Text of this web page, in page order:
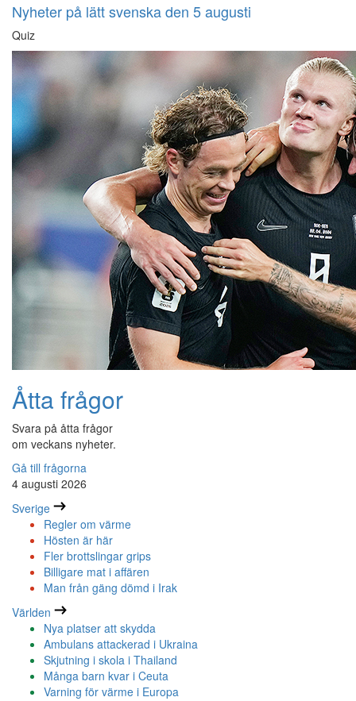
Nyheter på lätt svenska den 5 augusti
Quiz
Åtta frågor
Svara på åtta frågor
om veckans nyheter.
Gå till frågorna
4 augusti 2026
Sverige
Regler om värme
Hösten är här
Fler brottslingar grips
Billigare mat i affären
Man från gäng dömd i Irak
Världen
Nya platser att skydda
Ambulans attackerad i Ukraina
Skjutning i skola i Thailand
Många barn kvar i Ceuta
Varning för värme i Europa